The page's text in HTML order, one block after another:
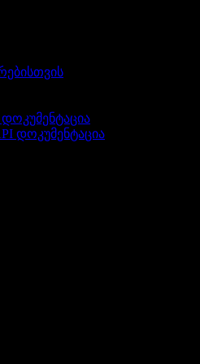
დოკუმენტაცია